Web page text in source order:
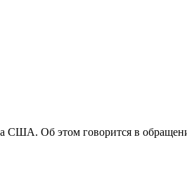
США. Об этом говорится в